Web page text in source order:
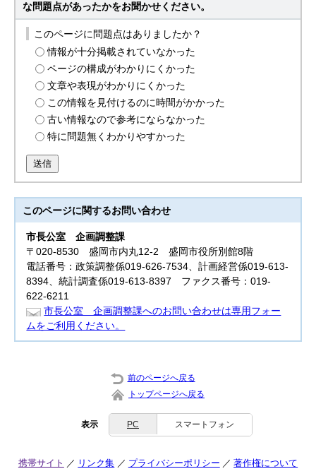
な問題点があったかをお聞かせください。
このページに問題点はありましたか？
情報が十分掲載されていなかった
ページの構成がわかりにくかった
文章や表現がわかりにくかった
この情報を見付けるのに時間がかかった
古い情報なので参考にならなかった
特に問題無くわかりやすかった
送信
このページに関するお問い合わせ
市長公室企画調整課
〒020-8530 盛岡市内丸12-2 盛岡市役所別館8階
電話番号：政策調整係019-626-7534、計画経営係019-613-
8394、統計調査係019-613-8397 ファクス番号：019-
622-6211
市長公室 企画調整課へのお問い合わせは専用フォー
ムをご利用ください。
前のページへ戻る
トップページへ戻る
表示 PC スマートフォン
携帯サイト リンク集 プライバシーポリシー 著作権について